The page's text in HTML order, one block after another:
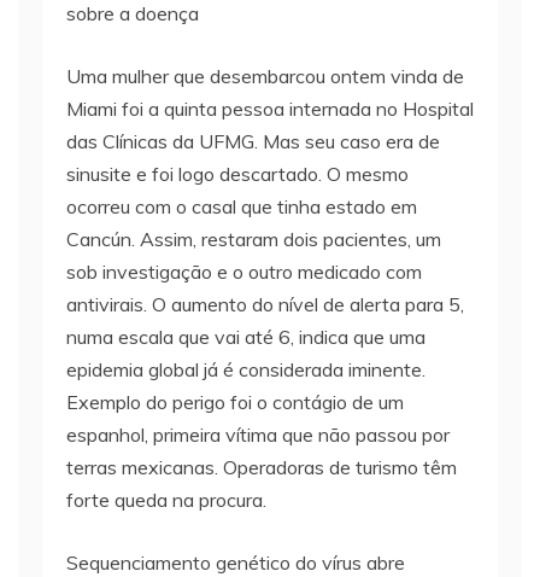
sobre a doença
Uma mulher que desembarcou ontem vinda de
Miami foi a quinta pessoa internada no Hospital
das Clínicas da UFMG. Mas seu caso era de
sinusite e foi logo descartado. O mesmo
ocorreu com o casal que tinha estado em
Cancún. Assim, restaram dois pacientes, um
sob investigação e o outro medicado com
antivirais. O aumento do nível de alerta para 5,
numa escala que vai até 6, indica que uma
epidemia global já é considerada iminente.
Exemplo do perigo foi o contágio de um
espanhol, primeira vítima que não passou por
terras mexicanas. Operadoras de turismo têm
forte queda na procura.
Sequenciamento genético do vírus abre